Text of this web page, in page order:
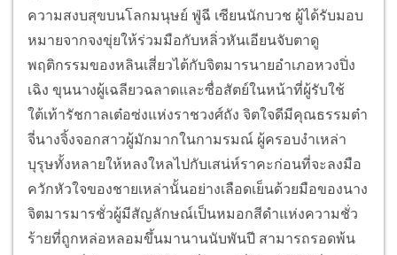
ความสงบสุขบนโลกมนุษย์ ฟู่ฉี เซียนนักบวช ผู้ได้รับมอบ
หมายจากจงขุ่ยให้ร่วมมือกับหลิ่วหันเอียนจับตาดู
พฤติกรรมของหลินเสี่ยวไต้กับจิตมารนายอำเภอหวงปิ่ง
เฉิง ขุนนางผู้เฉลียวฉลาดและซื่อสัตย์ในหน้าที่ผู้รับใช้
ใต้เท้ารัชกาลเต๋อซ่งแห่งราชวงศ์ถัง จิตใจดีมีคุณธรรมต๋า
จี่นางจิ้งจอกสาวผู้มักมากในกามรมณ์ ผู้ครอบงำเหล่า
บุรุษทั้งหลายให้หลงใหลไปกับเสน่ห์ราคะก่อนที่จะลงมือ
ควักหัวใจของชายเหล่านั้นอย่างเลือดเย็นด้วยมือของนาง
จิตมารมารชั่วผู้มีสัญลักษณ์เป็นหมอกสีดำแห่งความชั่ว
ร้ายที่ถูกหล่อหลอมขึ้นมานานนับพันปี สามารถรอดพ้น